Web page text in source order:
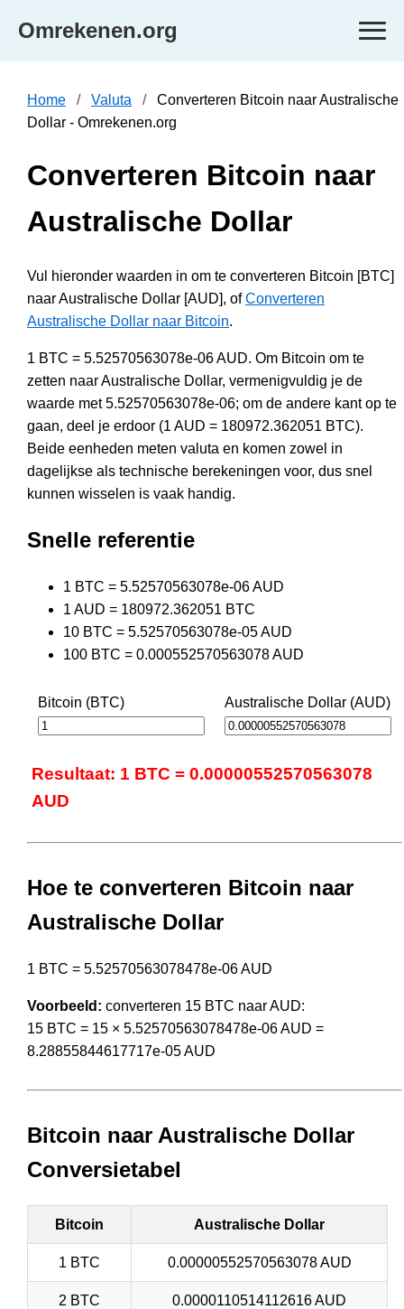
Omrekenen.org
Home Valuta
Converteren Bitcoin naar Australische
Dollar - Omrekenen.org
Converteren Bitcoin naar
Australische Dollar
Vul hieronder waarden in om te converteren Bitcoin [BTC]
naar Australische Dollar [AUD], ofConverteren
Australische Dollar naar Bitcoin.
1 BTC = 5.52570563078e-06 AUD. Om Bitcoin om te
zetten naar Australische Dollar, vermenigvuldig je de
waarde met 5.52570563078e-06; om de andere kant op te
gaan, deel je erdoor (1 AUD = 180972.362051 BTC).
Beide eenheden meten valuta en komen zowel in
dagelijkse als technische berekeningen voor, dus snel
kunnen wisselen is vaak handig.
Snelle referentie
1 BTC = 5.52570563078e-06 AUD
1 AUD = 180972.362051 BTC
10 BTC = 5.52570563078e-05 AUD
100 BTC = 0.000552570563078 AUD
Bitcoin (BTC) Australische Dollar (AUD)
Resultaat: 1 BTC = 0.00000552570563078
AUD
Hoe te converteren Bitcoin naar
Australische Dollar
1 BTC = 5.52570563078478e-06 AUD
Voorbeeld: converteren 15 BTC naar AUD:
15 BTC = 15 × 5.52570563078478e-06 AUD =
8.28855844617717e-05 AUD
Bitcoin naar Australische Dollar
Conversietabel
Bitcoin Australische Dollar
1 BTC 0.00000552570563078 AUD
2 BTC 0.0000110514112616 AUD